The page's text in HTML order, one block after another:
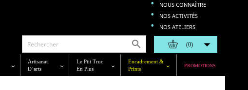
NOUS CONNAÎTRE
NOS ACTIVITÉS
NOS ATELIERS
 (0) 
Artisanat
D’arts
Le Ptit Truc
En Plus
Encadrement &
Prints
PROMOTIONS